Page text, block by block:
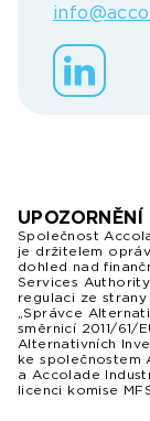
UPOZORNĚNÍ
Společnost
je držitelem
dohled nad
Services
regulaci ze
„Správce
směrnicí 2011/61/
Alternativních
ke společnostem
a Accolade
licenci komise